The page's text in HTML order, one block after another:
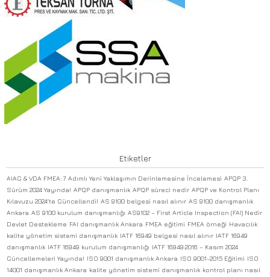
Etiketler
AIAG & VDA FMEA: 7 Adımlı Yeni Yaklaşımın Derinlemesine İncelemesi APQP 3.
Sürüm 2024 Yayında! APQP danışmanlık APQP süreci nedir APQP ve Kontrol Planı
Kılavuzu 2024’te Güncellendi! AS 9100 belgesi nasıl alınır AS 9100 danışmanlık
Ankara AS 9100 kurulum danışmanlığı AS9102 – First Article Inspection (FAI) Nedir
Devlet Destekleme FAI danışmanlık Ankara FMEA eğitimi FMEA örneği Havacılık
kalite yönetim sistemi danışmanlık IATF 16949 belgesi nasıl alınır IATF 16949
danışmanlık IATF 16949 kurulum danışmanlığı IATF 16949:2016 – Kasım 2024
Güncellemeleri Yayında! ISO 9001 danışmanlık Ankara ISO 9001-2015 Eğitimi ISO
14001 danışmanlık Ankara kalite yönetim sistemi danışmanlık kontrol planı nasıl